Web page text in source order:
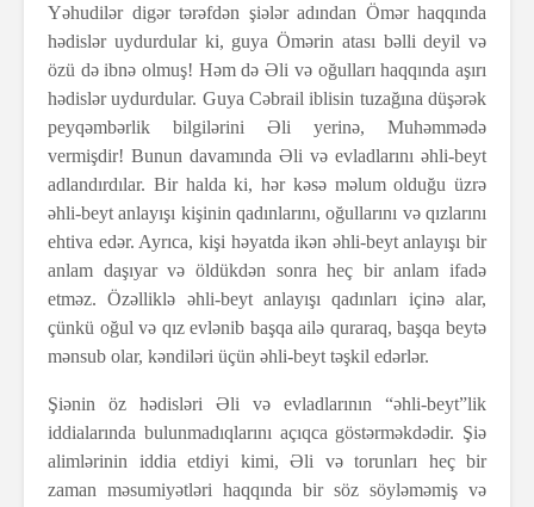
Yəhudilər digər tərəfdən şiələr adından Ömər haqqında
hədislər uydurdular ki, guya Ömərin atası bəlli deyil və
özü də ibnə olmuş! Həm də Əli və oğulları haqqında aşırı
hədislər uydurdular. Guya Cəbrail iblisin tuzağına düşərək
peyqəmbərlik bilgilərini Əli yerinə, Muhəmmədə
vermişdir! Bunun davamında Əli və evladlarını əhli-beyt
adlandırdılar. Bir halda ki, hər kəsə məlum olduğu üzrə
əhli-beyt anlayışı kişinin qadınlarını, oğullarını və qızlarını
ehtiva edər. Ayrıca, kişi həyatda ikən əhli-beyt anlayışı bir
anlam daşıyar və öldükdən sonra heç bir anlam ifadə
etməz. Özəlliklə əhli-beyt anlayışı qadınları içinə alar,
çünkü oğul və qız evlənib başqa ailə quraraq, başqa beytə
mənsub olar, kəndiləri üçün əhli-beyt təşkil edərlər.
Şiənin öz hədisləri Əli və evladlarının “əhli-beyt”lik
iddialarında bulunmadıqlarını açıqca göstərməkdədir. Şiə
alimlərinin iddia etdiyi kimi, Əli və torunları heç bir
zaman məsumiyətləri haqqında bir söz söyləməmiş və